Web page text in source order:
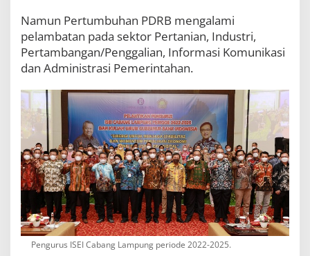
G
u
b
e
u
r
A
r
n
a
l
D
u
n
a
Namun Pertumbuhan PDRB mengalami
pelambatan pada sektor Pertanian, Industri,
Pertambangan/Penggalian, Informasi Komunikasi
dan Administrasi Pemerintahan.
Pengurus ISEI Cabang Lampung periode 2022-2025.